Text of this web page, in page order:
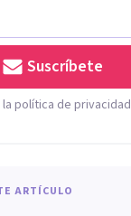
Suscríbete
política de privacidad
ARTÍCULO